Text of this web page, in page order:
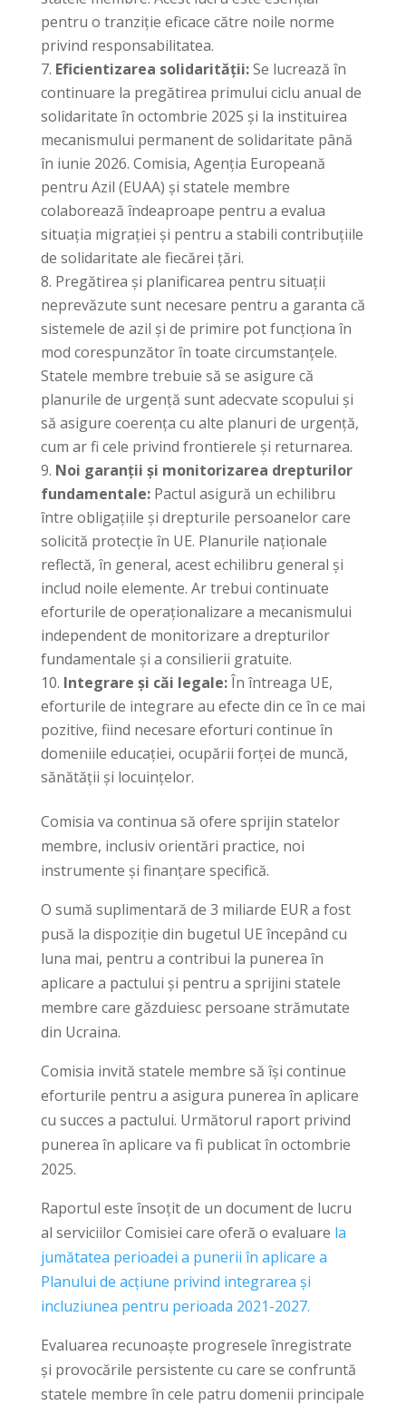
pentru o tranziție eficace către noile norme
privind responsabilitatea.
Eficientizarea solidarității:Se lucrează în
continuare la pregătirea primului ciclu anual de
solidaritate în octombrie 2025 și la instituirea
mecanismului permanent de solidaritate până
în iunie 2026. Comisia, Agenția Europeană
pentru Azil (EUAA) și statele membre
colaborează îndeaproape pentru a evalua
situația migrației și pentru a stabili contribuțiile
de solidaritate ale fiecărei țări.
Pregătirea și planificarea pentru situații
neprevăzute sunt necesare pentru a garanta că
sistemele de azil și de primire pot funcționa în
mod corespunzător în toate circumstanțele.
Statele membre trebuie să se asigure că
planurile de urgență sunt adecvate scopului și
să asigure coerența cu alte planuri de urgență,
cum ar fi cele privind frontierele și returnarea.
Noi garanții și monitorizarea drepturilor
fundamentale:Pactul asigură un echilibru
între obligațiile și drepturile persoanelor care
solicită protecție în UE. Planurile naționale
reflectă, în general, acest echilibru general și
includ noile elemente. Ar trebui continuate
eforturile de operaționalizare a mecanismului
independent de monitorizare a drepturilor
fundamentale și a consilierii gratuite.
Integrare și căi legale:În întreaga UE,
eforturile de integrare au efecte din ce în ce mai
pozitive, fiind necesare eforturi continue în
domeniile educației, ocupării forței de muncă,
sănătății și locuințelor.
Comisia va continua să ofere sprijin statelor
membre, inclusiv orientări practice, noi
instrumente și finanțare specifică.
O sumă suplimentară de 3 miliarde EUR a fost
pusă la dispoziție din bugetul UE începând cu
luna mai, pentru a contribui la punerea în
aplicare a pactului și pentru a sprijini statele
membre care găzduiesc persoane strămutate
din Ucraina.
Comisia invită statele membre să își continue
eforturile pentru a asigura punerea în aplicare
cu succes a pactului. Următorul raport privind
punerea în aplicare va fi publicat în octombrie
2025.
Raportul este însoțit de un document de lucru
al serviciilor Comisiei care oferă o evaluare la
jumătatea perioadei a punerii în aplicare a
Planului de acțiune privind integrarea și
incluziunea pentru perioada 2021-2027.
Evaluarea recunoaște progresele înregistrate
și provocările persistente cu care se confruntă
statele membre în cele patru domenii principale